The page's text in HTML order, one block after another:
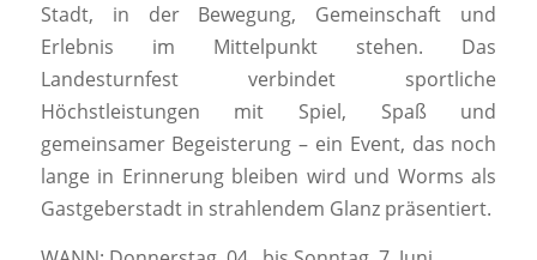
Stadt, in der Bewegung, Gemeinschaft und
Erlebnis im Mittelpunkt stehen. Das
Landesturnfest verbindet sportliche
Höchstleistungen mit Spiel, Spaß und
gemeinsamer Begeisterung – ein Event, das noch
lange in Erinnerung bleiben wird und Worms als
Gastgeberstadt in strahlendem Glanz präsentiert.